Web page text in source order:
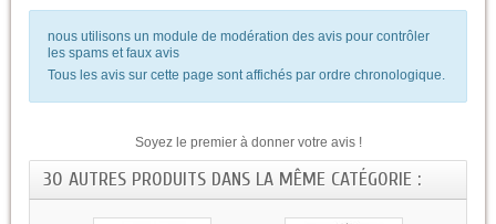
nous utilisons un module de modération des avis pour contrôler
les spams et faux avis
Tous les avis sur cette page sont affichés par ordre chronologique.
Soyez le premier à donner votre avis !
30 AUTRES PRODUITS DANS LA MÊME CATÉGORIE :